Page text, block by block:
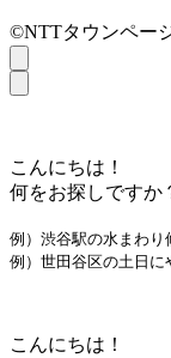
©NTTタウンペー
こんにちは！
何をお探しですか
例）渋谷駅の水まわり
例）世田谷区の土日に
こんにちは！